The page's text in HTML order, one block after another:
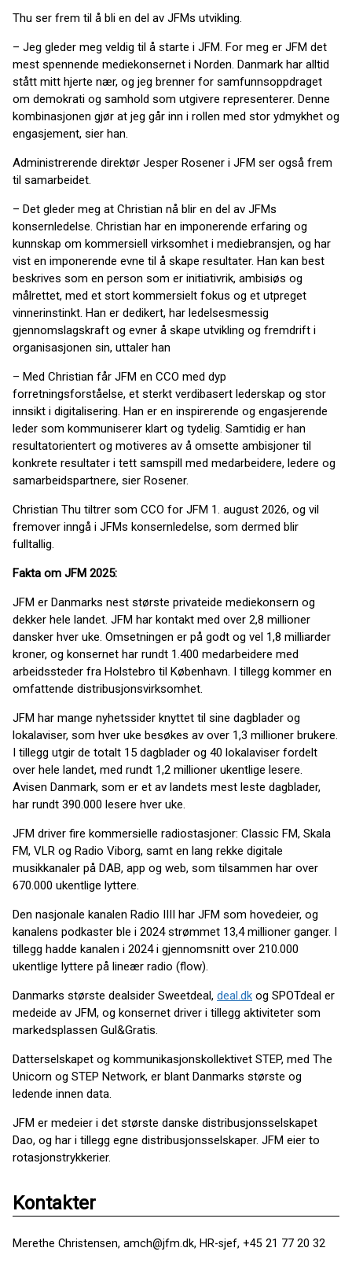
Thu ser frem til å bli en del av JFMs utvikling.
– Jeg gleder meg veldig til å starte i JFM. For meg er JFM det
mest spennende mediekonsernet i Norden. Danmark har alltid
stått mitt hjerte nær, og jeg brenner for samfunnsoppdraget
om demokrati og samhold som utgivere representerer. Denne
kombinasjonen gjør at jeg går inn i rollen med stor ydmykhet og
engasjement, sier han.
Administrerende direktør Jesper Rosener i JFM ser også frem
til samarbeidet.
– Det gleder meg at Christian nå blir en del av JFMs
konsernledelse. Christian har en imponerende erfaring og
kunnskap om kommersiell virksomhet i mediebransjen, og har
vist en imponerende evne til å skape resultater. Han kan best
beskrives som en person som er initiativrik, ambisiøs og
målrettet, med et stort kommersielt fokus og et utpreget
vinnerinstinkt. Han er dedikert, har ledelsesmessig
gjennomslagskraft og evner å skape utvikling og fremdrift i
organisasjonen sin, uttaler han
– Med Christian får JFM en CCO med dyp
forretningsforståelse, et sterkt verdibasert lederskap og stor
innsikt i digitalisering. Han er en inspirerende og engasjerende
leder som kommuniserer klart og tydelig. Samtidig er han
resultatorientert og motiveres av å omsette ambisjoner til
konkrete resultater i tett samspill med medarbeidere, ledere og
samarbeidspartnere, sier Rosener.
Christian Thu tiltrer som CCO for JFM 1. august 2026, og vil
fremover inngå i JFMs konsernledelse, som dermed blir
fulltallig.
Fakta om JFM 2025:
JFM er Danmarks nest største privateide mediekonsern og
dekker hele landet. JFM har kontakt med over 2,8 millioner
dansker hver uke. Omsetningen er på godt og vel 1,8 milliarder
kroner, og konsernet har rundt 1.400 medarbeidere med
arbeidssteder fra Holstebro til København. I tillegg kommer en
omfattende distribusjonsvirksomhet.
JFM har mange nyhetssider knyttet til sine dagblader og
lokalaviser, som hver uke besøkes av over 1,3 millioner brukere.
I tillegg utgir de totalt 15 dagblader og 40 lokalaviser fordelt
over hele landet, med rundt 1,2 millioner ukentlige lesere.
Avisen Danmark, som er et av landets mest leste dagblader,
har rundt 390.000 lesere hver uke.
JFM driver fire kommersielle radiostasjoner: Classic FM, Skala
FM, VLR og Radio Viborg, samt en lang rekke digitale
musikkanaler på DAB, app og web, som tilsammen har over
670.000 ukentlige lyttere.
Den nasjonale kanalen Radio IIII har JFM som hovedeier, og
kanalens podkaster ble i 2024 strømmet 13,4 millioner ganger. I
tillegg hadde kanalen i 2024 i gjennomsnitt over 210.000
ukentlige lyttere på lineær radio (flow).
Danmarks største dealsider Sweetdeal, deal.dk og SPOTdeal er
medeide av JFM, og konsernet driver i tillegg aktiviteter som
markedsplassen Gul&Gratis.
Datterselskapet og kommunikasjonskollektivet STEP, med The
Unicorn og STEP Network, er blant Danmarks største og
ledende innen data.
JFM er medeier i det største danske distribusjonsselskapet
Dao, og har i tillegg egne distribusjonsselskaper. JFM eier to
rotasjonstrykkerier.
Kontakter
Merethe Christensen, amch@jfm.dk, HR-sjef, +45 21 77 20 32